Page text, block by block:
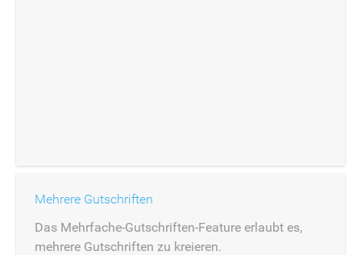
Mehrere Gutschriften
Das Mehrfache-Gutschriften-Feature erlaubt es,
mehrere Gutschriften zu kreieren.